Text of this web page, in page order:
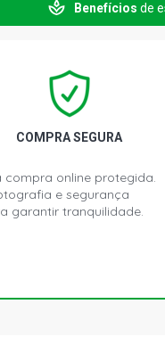
Benefícios de
COMPRA SEGURA
compra online protegida.
e segurança
garantir tranquilidade.